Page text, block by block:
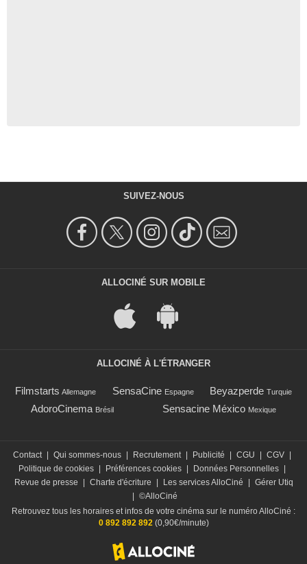
SUIVEZ-NOUS
ALLOCINÉ SUR MOBILE
ALLOCINÉ À L'ÉTRANGER
Filmstarts Allemagne SensaCine Espagne Beyazperde Turquie
AdoroCinema Brésil Sensacine México Mexique
Contact Qui sommes-nous Recrutement Publicité CGU CGV
Politique de cookies
Préférences cookies Données Personnelles
Revue de presse
Charte d'écriture Les services AlloCiné
Gérer Utiq
©AlloCiné
Retrouvez tous les horaires et infos de votre cinéma sur le numéro AlloCiné :
0 892 892 892(0,90€/minute)